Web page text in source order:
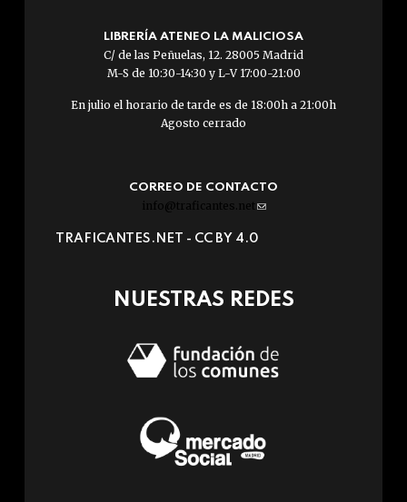
LIBRERÍA ATENEO LA MALICIOSA
C/ de las Peñuelas, 12. 28005 Madrid
M-S de 10:30-14:30 y L-V 17:00-21:00
En julio el horario de tarde es de 18:00h a 21:00h
Agosto cerrado
CORREO DE CONTACTO
info@traficantes.net (link
e-
TRAFICANTES.NET - CC BY 4.0
NUESTRAS REDES